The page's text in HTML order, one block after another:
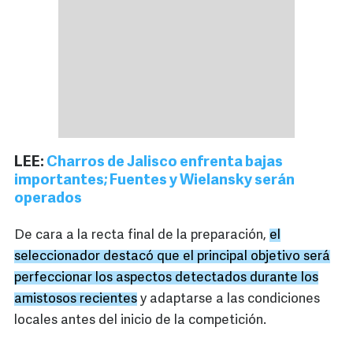
LEE: Charros de Jalisco enfrenta bajas
importantes; Fuentes y Wielansky serán
operados
De cara a la recta final de la preparación, el
seleccionador destacó que el principal objetivo será
perfeccionar los aspectos detectados durante los
amistosos recientes y adaptarse a las condiciones
locales antes del inicio de la competición.